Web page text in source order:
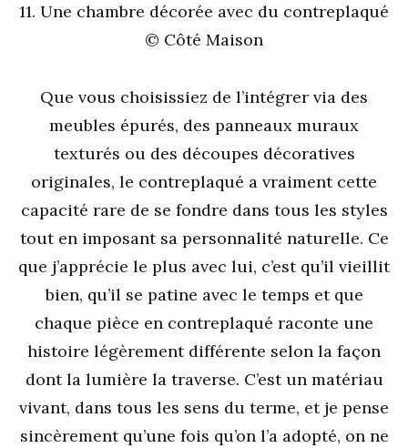
11. Une chambre décorée avec du contreplaqué
© Côté Maison
Que vous choisissiez de l’intégrer via des
meubles épurés, des panneaux muraux
texturés ou des découpes décoratives
originales, le contreplaqué a vraiment cette
capacité rare de se fondre dans tous les styles
tout en imposant sa personnalité naturelle. Ce
que j’apprécie le plus avec lui, c’est qu’il vieillit
bien, qu’il se patine avec le temps et que
chaque pièce en contreplaqué raconte une
histoire légèrement différente selon la façon
dont la lumière la traverse. C’est un matériau
vivant, dans tous les sens du terme, et je pense
sincèrement qu’une fois qu’on l’a adopté, on ne